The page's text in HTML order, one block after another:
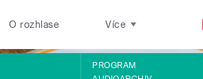
O rozhlase Více
PROGRAM